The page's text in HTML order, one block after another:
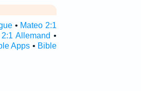
• Mateo 2:1
Allemand •
Apps • Bible